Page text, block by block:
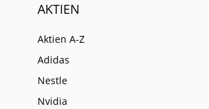
AKTIEN
Aktien A-Z
Adidas
Nestle
Nvidia